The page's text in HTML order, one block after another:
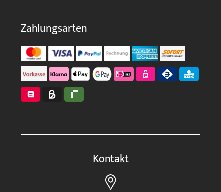
Zahlungsarten
Kontakt